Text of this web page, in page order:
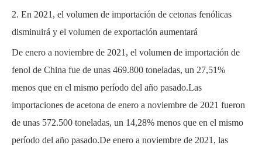
2. En 2021, el volumen de importación de cetonas fenólicas
disminuirá y el volumen de exportación aumentará
De enero a noviembre de 2021, el volumen de importación de
fenol de China fue de unas 469.800 toneladas, un 27,51%
menos que en el mismo período del año pasado.Las
importaciones de acetona de enero a noviembre de 2021 fueron
de unas 572.500 toneladas, un 14,28% menos que en el mismo
período del año pasado.De enero a noviembre de 2021, las